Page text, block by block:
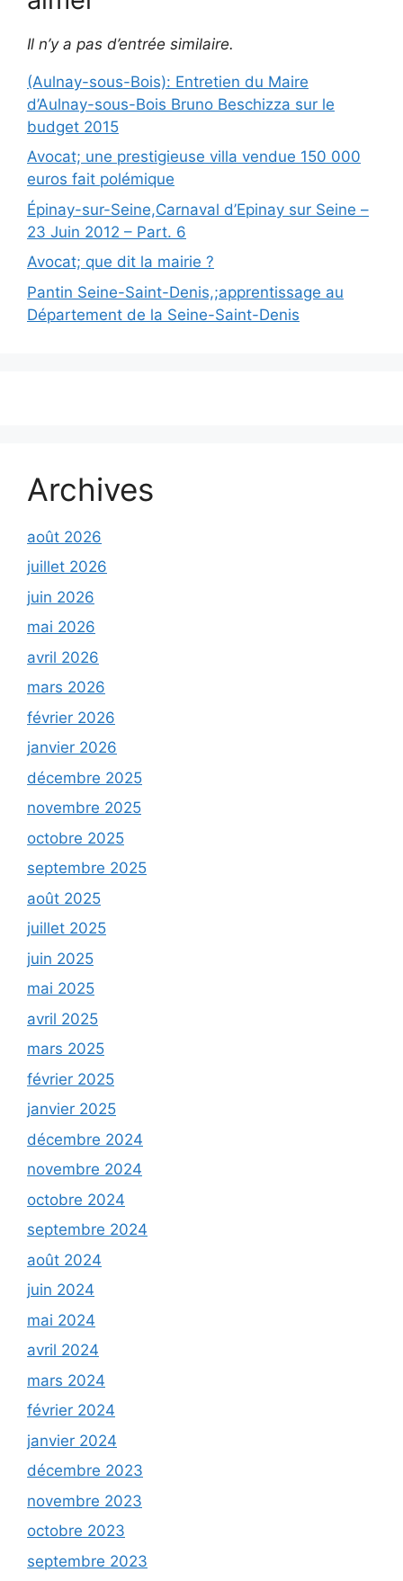
Il n’y a pas d’entrée similaire.
(Aulnay-sous-Bois): Entretien du Maire
d’Aulnay-sous-Bois Bruno Beschizza sur le
budget 2015
Avocat; une prestigieuse villa vendue 150 000
euros fait polémique
Épinay-sur-Seine,Carnaval d’Epinay sur Seine –
23 Juin 2012 – Part. 6
Avocat; que dit la mairie ?
Pantin Seine-Saint-Denis,;apprentissage au
Département de la Seine-Saint-Denis
Archives
août 2026
juillet 2026
juin 2026
mai 2026
avril 2026
mars 2026
février 2026
janvier 2026
décembre 2025
novembre 2025
octobre 2025
septembre 2025
août 2025
juillet 2025
juin 2025
mai 2025
avril 2025
mars 2025
février 2025
janvier 2025
décembre 2024
novembre 2024
octobre 2024
septembre 2024
août 2024
juin 2024
mai 2024
avril 2024
mars 2024
février 2024
janvier 2024
décembre 2023
novembre 2023
octobre 2023
septembre 2023